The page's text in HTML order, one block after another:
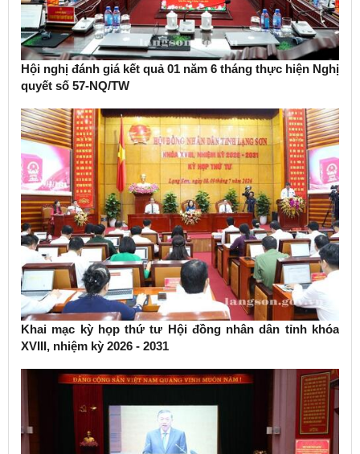
Hội nghị đánh giá kết quả 01 năm 6 tháng thực hiện Nghị
quyết số 57-NQ/TW
Khai mạc kỳ họp thứ tư Hội đồng nhân dân tỉnh khóa
XVIII, nhiệm kỳ 2026 - 2031